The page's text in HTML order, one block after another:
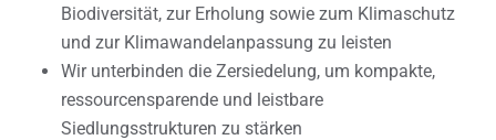
Biodiversität, zur Erholung sowie zum Klimaschutz
und zur Klimawandelanpassung zu leisten
Wir unterbinden die Zersiedelung, um kompakte,
ressourcensparende und leistbare
Siedlungsstrukturen zu stärken